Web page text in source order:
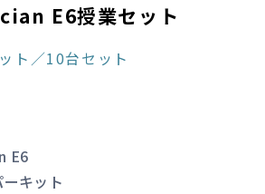
E6授業セット
ト／10台セット
E6
キット